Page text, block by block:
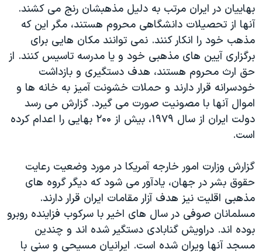
آرشیو پخش زنده
مجموعه مستندهای دادخواهی
تریبونال مردمی آبان ۹۸
دادگاه حمید نوری
چهل سال گروگان‌گیری
قانون شفافیت دارائی کادر رهبری ایران
اعتراضات مردمی آبان ۹۸
اسرائیل در جنگ
همایش محافظه‌کاران آمریکا «سی‌پک»
صفحه‌های ویژه
سفر پرزیدنت ترامپ به چین
بهاییان در ایران مرتب به دلیل مذهبشان رنج می کشند.
آنها از تحصیلات دانشگاهی محروم هستند، مگر این که
مذهب خود را انکار کنند. نمی توانند مکان هایی برای
برگزاری آیین های مذهبی خود و یا مدرسه تاسیس کنند. از
حق ارث محروم هستند، هدف دستگیری و بازداشت
خودسرانه قرار دارند و حملات خشونت آمیز به خانه ها و
اموال آنها با مصونیت صورت می گیرد. گزارش می رسد
دولت ایران از سال ۱۹۷۹، بیش از ۲۰۰ بهایی را اعدام کرده
است.
گزارش وزارت امور خارجه آمریکا در مورد وضعیت رعایت
حقوق بشر در جهان، یادآور می شود که دیگر گروه های
مذهبی اقلیت نیز هدف آزار مقامات ایران قرار دارند.
مسلمانان صوفی در سال های اخیر با سرکوب فزاینده روبرو
بوده اند. دراویش گنابادی دستگیر شده اند و چندین
مسجد آنها ویران شده است. ایرانیان مسیحی و سنی با